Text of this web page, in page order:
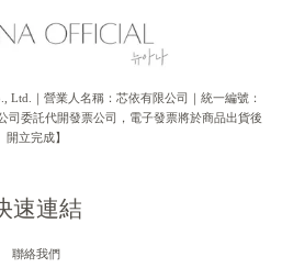
Ltd.｜營業人名稱：芯依有限公司｜統一編號：
司委託代開發票公司，電子發票將於商品出貨後
開立完成】
速連結
聯絡我們